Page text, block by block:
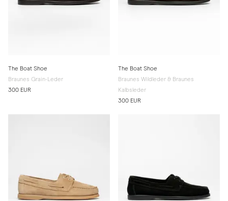
The Boat Shoe
Braunes Grain-Leder
300 EUR
The Boat Shoe
Braunes Wildleder & Braunes
Kalbsleder
300 EUR